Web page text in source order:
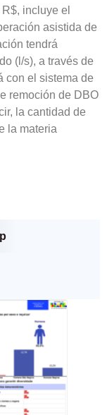
incluye el
asistida de
tendrá
(l/s), a través de
con el sistema de
remoción de DBO
la cantidad de
la materia